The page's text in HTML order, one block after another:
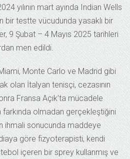
yılının mart ayında Indian Wells
bir testte vücudunda yasaklı bir
9 Şubat – 4 Mayıs 2025 tarihleri
men edildi.
Monte Carlo ve Madrid gibi
olan İtalyan tenisçi, cezasının
Fransa Açık’ta mücadele
farkında olmadan gerçekleştiğini
ihmali sonucunda maddeye
göre fizyoterapisti, kendi
içeren bir sprey kullanmış ve